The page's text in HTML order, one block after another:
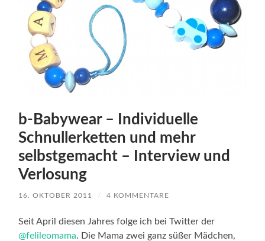
b-Babywear – Individuelle
Schnullerketten und mehr
selbstgemacht – Interview und
Verlosung
16. OKTOBER 2011 / 4 KOMMENTARE
Seit April diesen Jahres folge ich bei Twitter der
@felileomama. Die Mama zwei ganz süßer Mädchen,